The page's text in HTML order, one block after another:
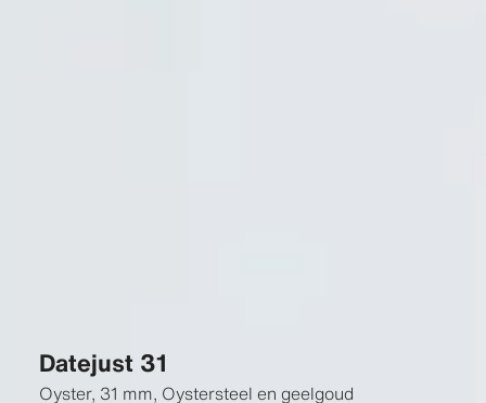
Datejust 31
Oyster, 31 mm, Oystersteel en geelgoud